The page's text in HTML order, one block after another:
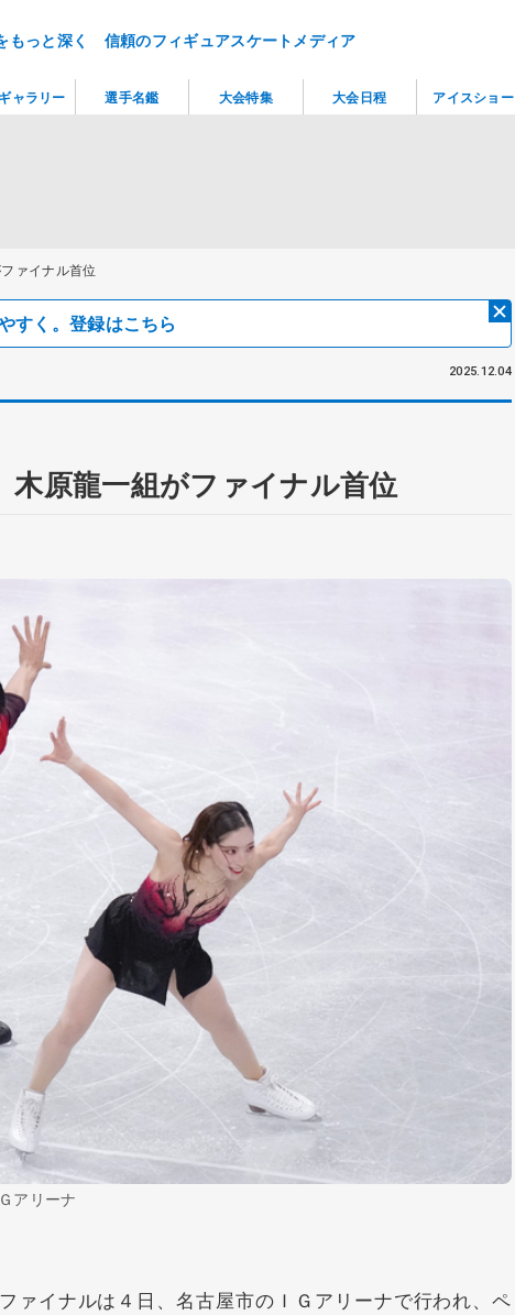
もっと深く 信頼のフィギュアスケートメディア
ァイナル首位
すく。登録はこちら
2025.12.04
原龍一組がファイナル首位
アリーナ
イナルは４日、名古屋市のＩＧアリーナで行われ、ペ
ャラリー 選手名鑑 大会特集 大会日程 アイスショー